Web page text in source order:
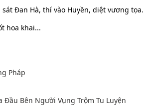
Đan Hà, thí vào Huyền, diệt vương tọa.
hoa khai...
Pháp
Đầu Bên Người Vụng Trộm Tu Luyện